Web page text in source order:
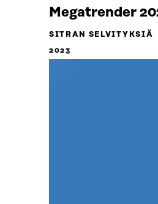
Megatrender
SITRAN SELVITYKSIÄ
2023